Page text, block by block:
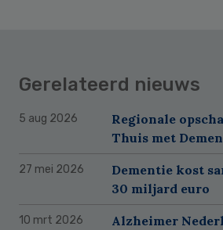
Gerelateerd nieuws
5 aug 2026
Regionale
Thuis met
27 mei 2026
Dementie kost
30 miljard euro
10 mrt 2026
Alzheimer